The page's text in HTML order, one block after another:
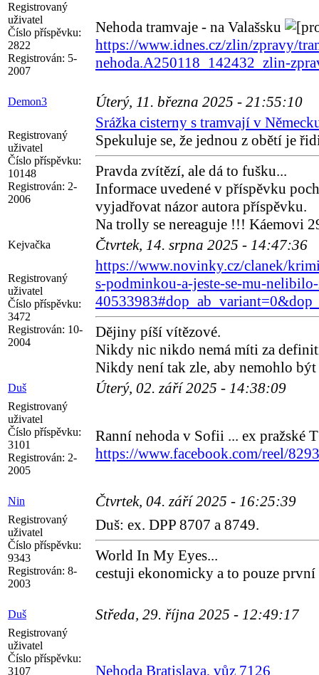
Registrovaný
uživatel
Číslo příspěvku:
2822
Registrován: 5-
2007
Nehoda tramvaje - na Valašsku
https://www.idnes.cz/zlin/zpravy/
nehoda.A250118_142432_zlin-
Demon3 Úterý, 11. března 2025 - 21:55:10
Registrovaný
uživatel
Číslo příspěvku:
10148
Registrován: 2-
2006
Srážka cisterny s tramvají v
Spekuluje se, že jednou z obětí je
Pravda zvítězí, ale dá to fušku...
Informace uvedené v příspěvku
vyjadřovat názor autora příspěvku.
Na trolly se nereaguje !!! Káemovi
Kejvačka Čtvrtek, 14. srpna 2025 - 14:47:36
Registrovaný
uživatel
Číslo příspěvku:
3472
Registrován: 10-
2004
https://www.novinky.cz/clanek/
s-podminkou-a-jeste-se-mu-
Dějiny píší vítězové.
Nikdy nic nikdo nemá míti za
Nikdy není tak zle, aby nemohlo být
Duš Úterý, 02. září 2025 - 14:38:09
Registrovaný
uživatel
Číslo příspěvku:
3101
Registrován: 2-
2005
Ranní nehoda v Sofii ... ex pražské
https://www.facebook.com/reel/
Nin Čtvrtek, 04. září 2025 - 16:25:39
Registrovaný
uživatel
Číslo příspěvku:
9343
Registrován: 8-
2003
Duš: ex. DPP 8707 a 8749.
World In My Eyes...
cestuji ekonomicky a to pouze
Duš Středa, 29. října 2025 - 12:49:17
Registrovaný
uživatel
Číslo příspěvku:
3107
Nehoda Bratislava, vůz 7126